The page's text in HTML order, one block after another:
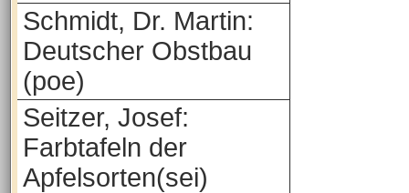
Schmidt, Dr. Martin:
Deutscher Obstbau
(poe)
Seitzer, Josef:
Farbtafeln der
Apfelsorten(sei)